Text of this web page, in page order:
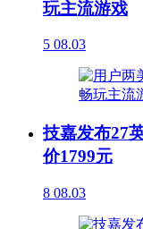
玩主流游戏
5 08.03
技嘉发布27
价1799元
8 08.03